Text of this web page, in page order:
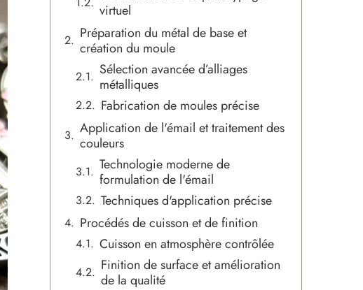
virtuel
Préparation du métal de base et
création du moule
Sélection avancée d’alliages
métalliques
Fabrication de moules précise
Application de l'émail et traitement des
couleurs
Technologie moderne de
formulation de l'émail
Techniques d'application précise
Procédés de cuisson et de finition
Cuisson en atmosphère contrôlée
Finition de surface et amélioration
de la qualité